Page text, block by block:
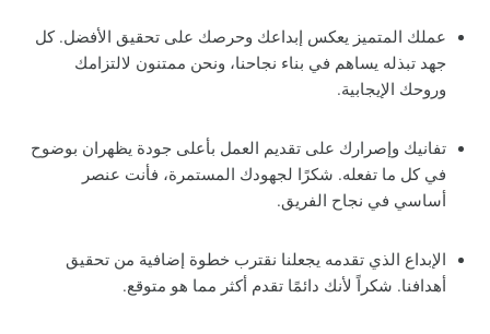
عملك المتميز يعكس إبداعك وحرصك على تحقيق الأفضل. كل
جهد تبذله يساهم في بناء نجاحنا، ونحن ممتنون لالتزامك
وروحك الإيجابية.
تفانيك وإصرارك على تقديم العمل بأعلى جودة يظهران بوضوح
في كل ما تفعله. شكرًا لجهودك المستمرة، فأنت عنصر
أساسي في نجاح الفريق.
الإبداع الذي تقدمه يجعلنا نقترب خطوة إضافية من تحقيق
أهدافنا. شكراً لأنك دائمًا تقدم أكثر مما هو متوقع.